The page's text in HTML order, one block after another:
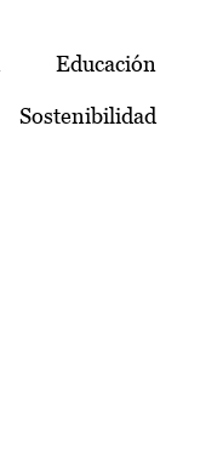
Educación
Sostenibilidad